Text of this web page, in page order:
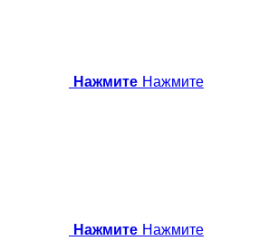
Нажмите Нажмите
Нажмите Нажмите